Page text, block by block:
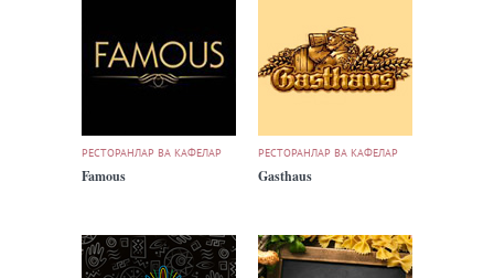
РЕСТОРАНЛАР ВА КАФЕЛАР
Famous
РЕСТОРАНЛАР ВА КАФЕЛАР
Gasthaus